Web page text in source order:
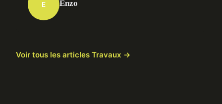
E Enzo
Voir tous les articles Travaux →